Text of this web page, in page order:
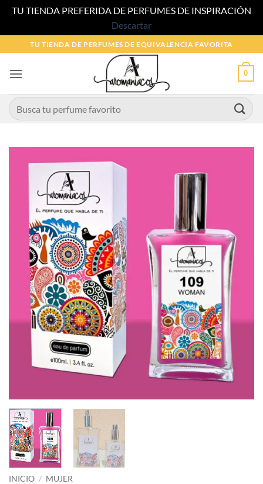
TU TIENDA PREFERIDA DE PERFUMES DE INSPIRACIÓN
Descartar
al
contenido
TU TIENDA DE PERFUMES DE EQUIVALENCIA FAVORITA
0
Buscar
por:
INICIO / MUJER